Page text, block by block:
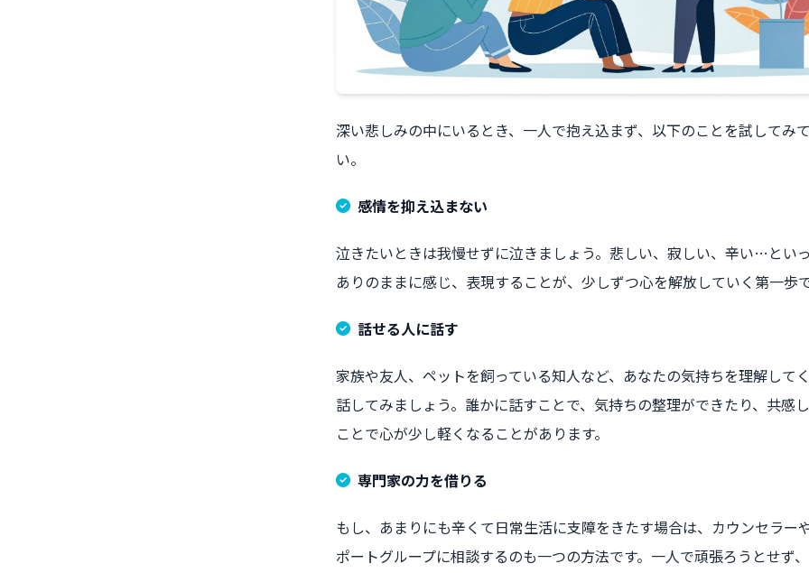
深い悲しみの中にいるとき、一人で抱え込まず、以下のことを試してみ
い。
感情を抑え込まない
泣きたいときは我慢せずに泣きましょう。悲しい、寂しい、辛い…とい
ありのままに感じ、表現することが、少しずつ心を解放していく第一歩
話せる人に話す
家族や友人、ペットを飼っている知人など、あなたの気持ちを理解して
話してみましょう。誰かに話すことで、気持ちの整理ができたり、共感
ことで心が少し軽くなることがあります。
専門家の力を借りる
もし、あまりにも辛くて日常生活に支障をきたす場合は、カウンセラー
ポートグループに相談するのも一つの方法です。一人で頑張ろうとせず